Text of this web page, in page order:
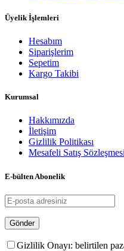
Üyelik İşlemleri
Hesabım
Siparişlerim
Sepetim
Kargo Takibi
Kurumsal
Hakkımızda
İletişim
Gizlilik Politikası
Mesafeli Satış
E-bülten Abonelik
Gizlilik Onayı: belirtilen